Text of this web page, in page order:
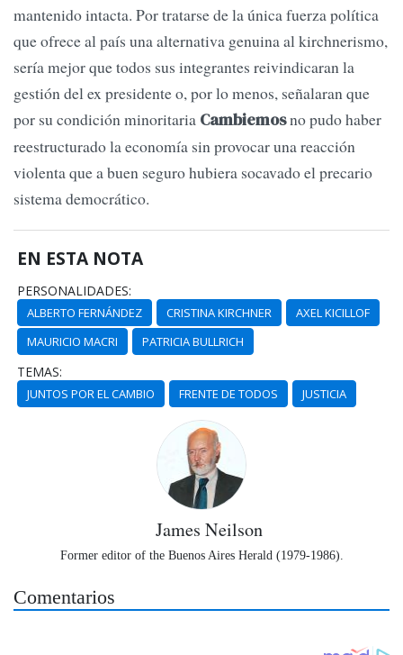
mantenido intacta. Por tratarse de la única fuerza política
que ofrece al país una alternativa genuina al kirchnerismo,
sería mejor que todos sus integrantes reivindicaran la
gestión del ex presidente o, por lo menos, señalaran que
por su condición minoritaria Cambiemosno pudo haber
reestructurado la economía sin provocar una reacción
violenta que a buen seguro hubiera socavado el precario
sistema democrático.
EN ESTA NOTA
PERSONALIDADES:
ALBERTO FERNÁNDEZ CRISTINA KIRCHNER
AXEL KICILLOF
MAURICIO MACRI
PATRICIA BULLRICH
TEMAS:
JUNTOS POR EL CAMBIO FRENTE DE TODOS JUSTICIA
James Neilson
Former editor of the Buenos Aires Herald (1979-1986).
Comentarios